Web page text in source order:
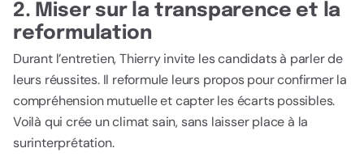
2. Miser sur la transparence et la
reformulation
Durant l’entretien, Thierry invite les candidats à parler de
leurs réussites. Il reformule leurs propos pour confirmer la
compréhension mutuelle et capter les écarts possibles.
Voilà qui crée un climat sain, sans laisser place à la
surinterprétation.